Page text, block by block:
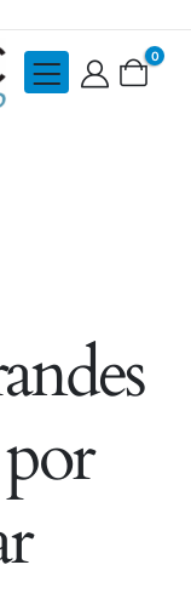
0